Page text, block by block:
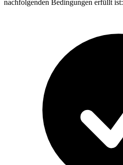
nachfolgenden Bedingungen erfüllt ist: